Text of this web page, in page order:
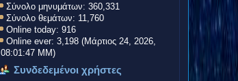
Σύνολο μηνυμάτων: 360,331
Σύνολο θεμάτων: 11,760
Online today: 916
Online ever: 3,198 (Μάρτιος 24, 2026,
08:01:47 ΜΜ)
Συνδεδεμένοι χρήστες